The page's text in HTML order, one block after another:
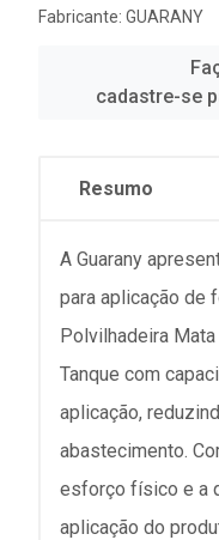
Fabricante: GUARANY
cadastre-se
Resumo
A Guarany
para aplicação de
Polvilhadeira
Tanque com
aplicação,
abastecimento.
esforço físico e a
aplicação do